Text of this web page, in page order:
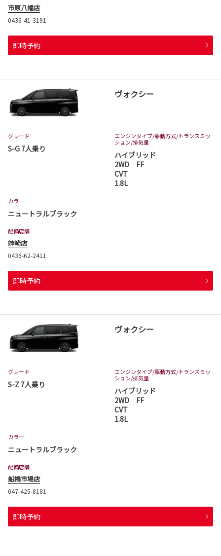
市原八幡店
0436-41-3191
即時予約
ヴォクシー
グレード
S-G 7人乗り
エンジンタイプ/駆動方式/トランスミッ
ション/排気量
ハイブリッド
2WD FF
CVT
1.8L
カラー
ニュートラルブラック
配備店舗
姉崎店
0436-62-2411
即時予約
ヴォクシー
グレード
S-Z 7人乗り
エンジンタイプ/駆動方式/トランスミッ
ション/排気量
ハイブリッド
2WD FF
CVT
1.8L
カラー
ニュートラルブラック
配備店舗
船橋市場店
047-425-8181
即時予約